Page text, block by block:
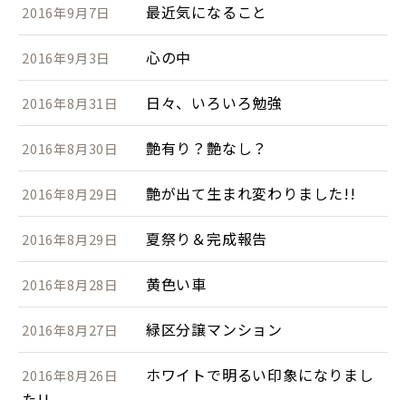
2016年9月7日 最近気になること
2016年9月3日 心の中
2016年8月31日 日々、いろいろ勉強
2016年8月30日 艶有り？艶なし？
2016年8月29日 艶が出て生まれ変わりました!!
2016年8月29日 夏祭り＆完成報告
2016年8月28日 黄色い車
2016年8月27日 緑区分譲マンション
2016年8月26日
ホワイトで明るい印象になりまし